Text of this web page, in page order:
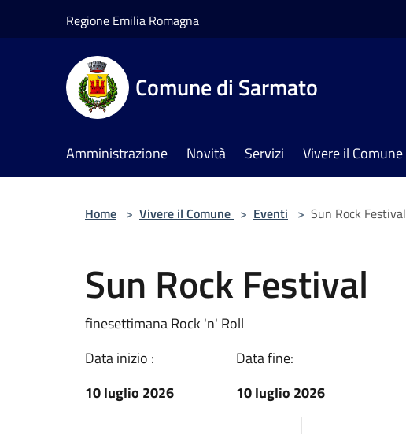
Regione Emilia Romagna
Comune di Sarmato
Amministrazione Novità Servizi Vivere il Comune
Home > Vivere il Comune > Eventi > Sun Rock Festival
Sun Rock Festival
finesettimana Rock 'n' Roll
Data inizio :
10 luglio 2026
Data fine:
10 luglio 2026